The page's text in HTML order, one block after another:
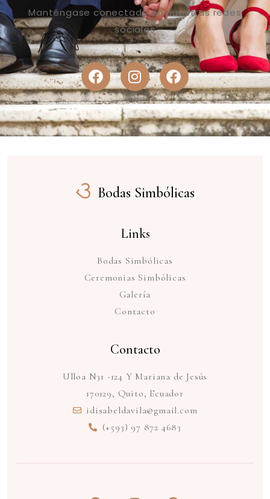
Manténgase conectado en nuestras redes
sociales
Bodas Simbólicas
Links
Bodas Simbólicas
Ceremonias Simbólicas
Galería
Contacto
Contacto
Ulloa N31 -124 Y Mariana de Jesús
170129, Quito, Ecuador
idisabeldavila@gmail.com
(+593) 97 872 4683